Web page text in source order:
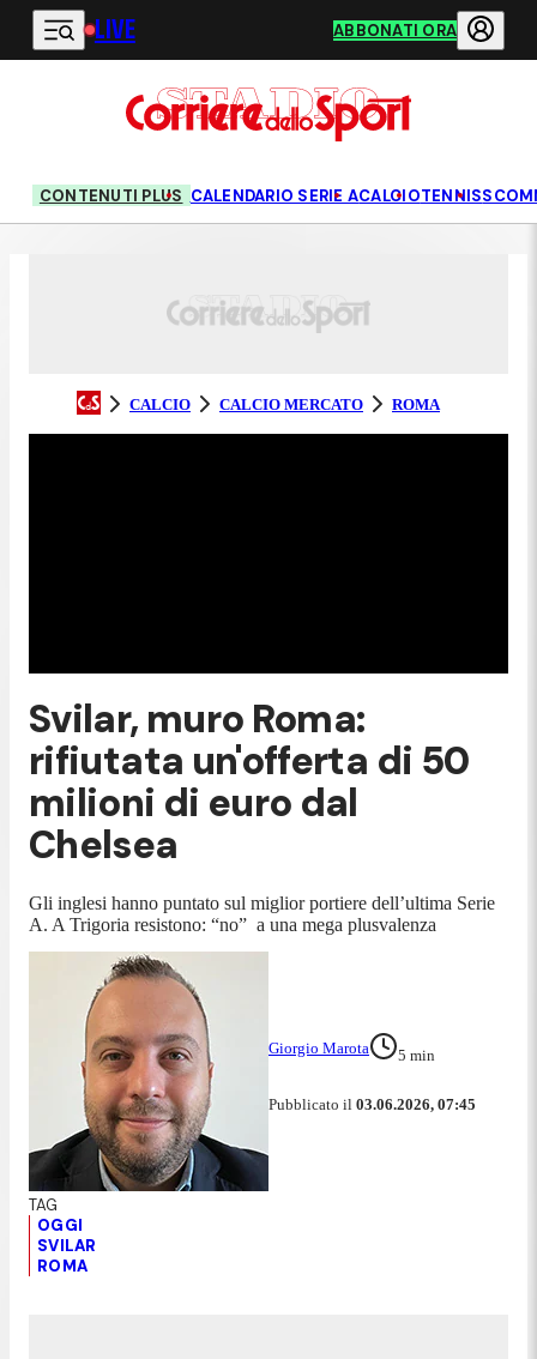
Vai al contenuto principale
LIVE ABBONATI ORA
CONTENUTI PLUS CALENDARIO SERIE ACALCIOTENNIS
CALCIO CALCIO MERCATO ROMA
Svilar, muro Roma:
rifiutata un'offerta di 50
milioni di euro dal
Chelsea
Gli inglesi hanno puntato sul miglior portiere dell’ultima Serie
A. A Trigoria resistono: “no” a una mega plusvalenza
Giorgio Marota 5 min
Pubblicato il 03.06.2026, 07:45
OGGI
SVILAR
ROMA